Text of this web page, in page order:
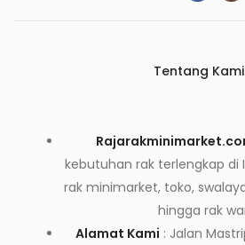
Tentang Kami
kebutuhan rak terlengkap di
rak minimarket, toko,
hingga rak
Alamat Kami : Jalan